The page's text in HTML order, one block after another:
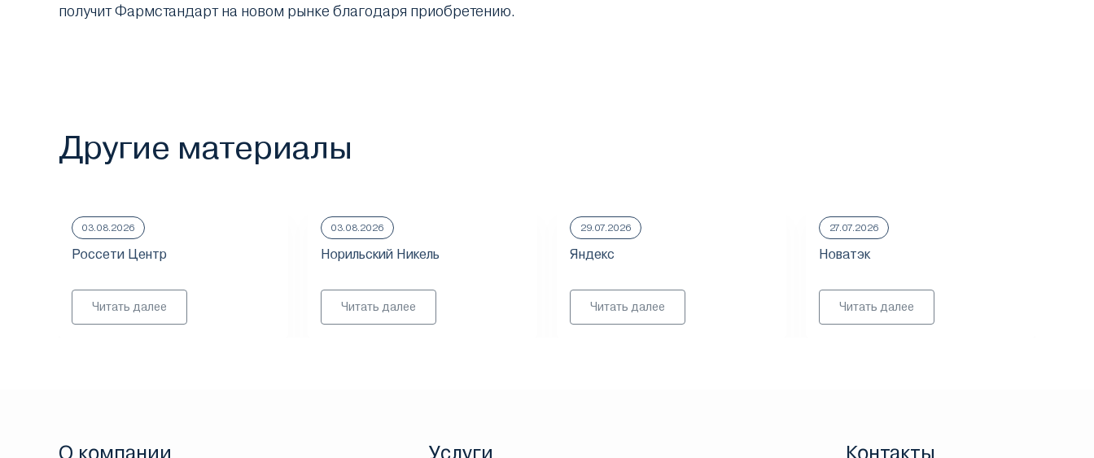
получит Фармстандарт на новом рынке благодаря приобретению.
Другие материалы
03.08.2026
Россети Центр
Читать далее
03.08.2026
Норильский Никель
Читать далее
29.07.2026
Яндекс
Читать далее
27.07.2026
Новатэк
Читать далее
О компании Услуги Контакты